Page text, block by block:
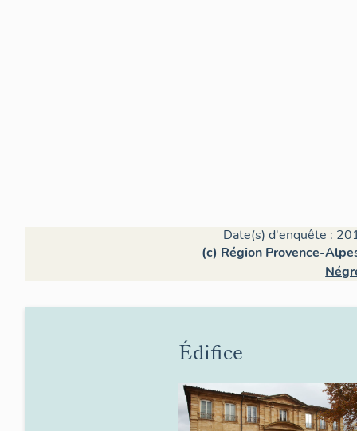
Date(s) d'enquête :
(c) Région Provence-
Édifice